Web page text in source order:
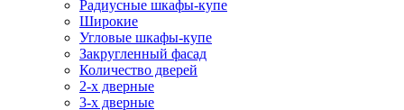
Радиусные шкафы-купе
Широкие
Угловые шкафы-купе
Закругленный фасад
Количество дверей
2-х дверные
3-х дверные